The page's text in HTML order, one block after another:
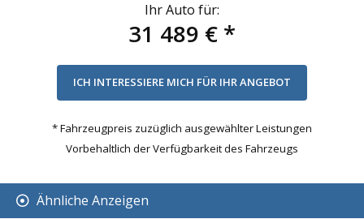
Ihr Auto für:
31 489 € *
* Fahrzeugpreis zuzüglich ausgewählter Leistungen
Vorbehaltlich der Verfügbarkeit des Fahrzeugs
Ähnliche Anzeigen